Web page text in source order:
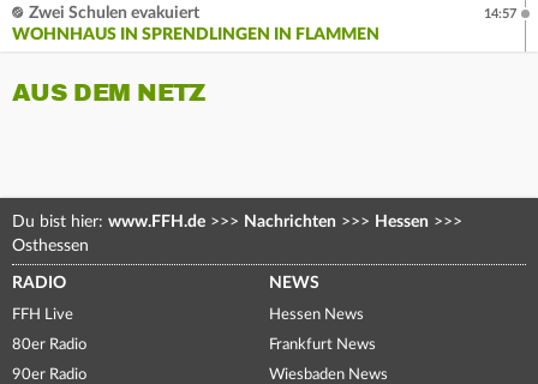
Zwei Schulen evakuiert
WOHNHAUS IN SPRENDLINGEN IN FLAMMEN
14:57
AUS DEM NETZ
Du bist hier: www.FFH.de >>> Nachrichten >>> Hessen >>>
Osthessen
RADIO
FFH Live
80er Radio
90er Radio
NEWS
Hessen News
Frankfurt News
Wiesbaden News